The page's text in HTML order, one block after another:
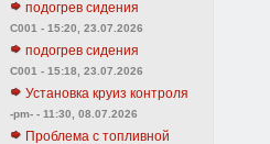
подогрев сидения
C001 - 15:20, 23.07.2026
подогрев сидения
C001 - 15:18, 23.07.2026
Установка круиз контроля
-pm- - 11:30, 08.07.2026
Проблема с топливной